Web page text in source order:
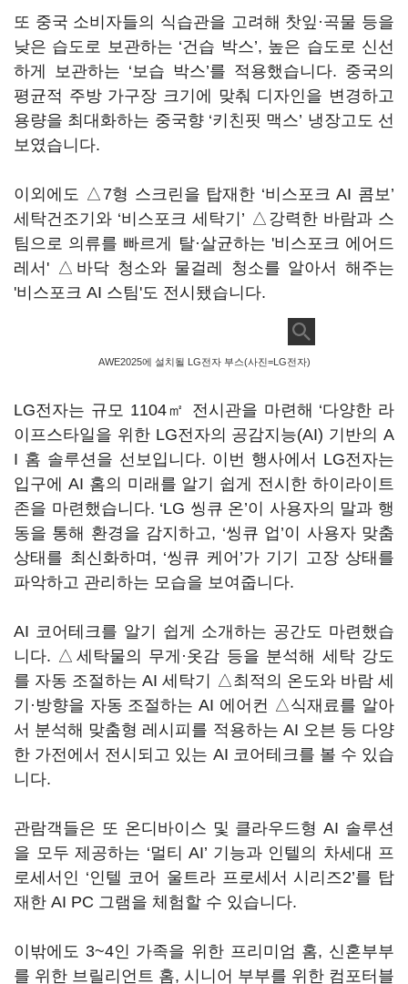
또 중국 소비자들의 식습관을 고려해 찻잎·곡물 등을
낮은 습도로 보관하는 ‘건습 박스’, 높은 습도로 신선
하게 보관하는 ‘보습 박스’를 적용했습니다. 중국의
평균적 주방 가구장 크기에 맞춰 디자인을 변경하고
용량을 최대화하는 중국향 ‘키친핏 맥스’ 냉장고도 선
보였습니다.
이외에도 △7형 스크린을 탑재한 ‘비스포크 AI 콤보’
세탁건조기와 ‘비스포크 세탁기’ △강력한 바람과 스
팀으로 의류를 빠르게 탈·살균하는 '비스포크 에어드
레서' △바닥 청소와 물걸레 청소를 알아서 해주는
'비스포크 AI 스팀'도 전시됐습니다.
AWE2025에 설치될 LG전자 부스(사진=LG전자)
LG전자는 규모 1104㎡ 전시관을 마련해 ‘다양한 라
이프스타일을 위한 LG전자의 공감지능(AI) 기반의 A
I 홈 솔루션을 선보입니다. 이번 행사에서 LG전자는
입구에 AI 홈의 미래를 알기 쉽게 전시한 하이라이트
존을 마련했습니다. ‘LG 씽큐 온’이 사용자의 말과 행
동을 통해 환경을 감지하고, ‘씽큐 업’이 사용자 맞춤
상태를 최신화하며, ‘씽큐 케어’가 기기 고장 상태를
파악하고 관리하는 모습을 보여줍니다.
AI 코어테크를 알기 쉽게 소개하는 공간도 마련했습
니다. △세탁물의 무게·옷감 등을 분석해 세탁 강도
를 자동 조절하는 AI 세탁기 △최적의 온도와 바람 세
기·방향을 자동 조절하는 AI 에어컨 △식재료를 알아
서 분석해 맞춤형 레시피를 적용하는 AI 오븐 등 다양
한 가전에서 전시되고 있는 AI 코어테크를 볼 수 있습
니다.
관람객들은 또 온디바이스 및 클라우드형 AI 솔루션
을 모두 제공하는 ‘멀티 AI’ 기능과 인텔의 차세대 프
로세서인 ‘인텔 코어 울트라 프로세서 시리즈2’를 탑
재한 AI PC 그램을 체험할 수 있습니다.
이밖에도 3~4인 가족을 위한 프리미엄 홈, 신혼부부
를 위한 브릴리언트 홈, 시니어 부부를 위한 컴포터블